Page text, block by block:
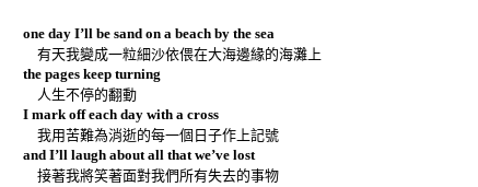
one day I’ll be sand on a beach by the sea
有天我變成一粒細沙依偎在大海邊緣的海灘上
the pages keep turning
人生不停的翻動
I mark off each day with a cross
我用苦難為消逝的每一個日子作上記號
and I’ll laugh about all that we’ve lost
接著我將笑著面對我們所有失去的事物